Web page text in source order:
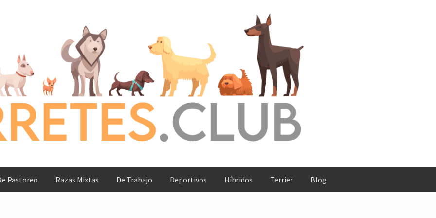
Pastoreo Razas Mixtas De Trabajo Deportivos Híbridos Terrier Blog